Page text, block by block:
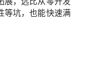
等坑，也能快速满